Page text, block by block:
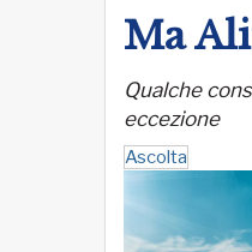
Ma
Qualche
eccezione
Ascolta